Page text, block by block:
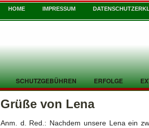
HOME IMPRESSUM
SCHUTZGEBÜHREN ERFOLGE
Grüße von Lena
Anm. d. Red.: Nachdem unsere Lena ein